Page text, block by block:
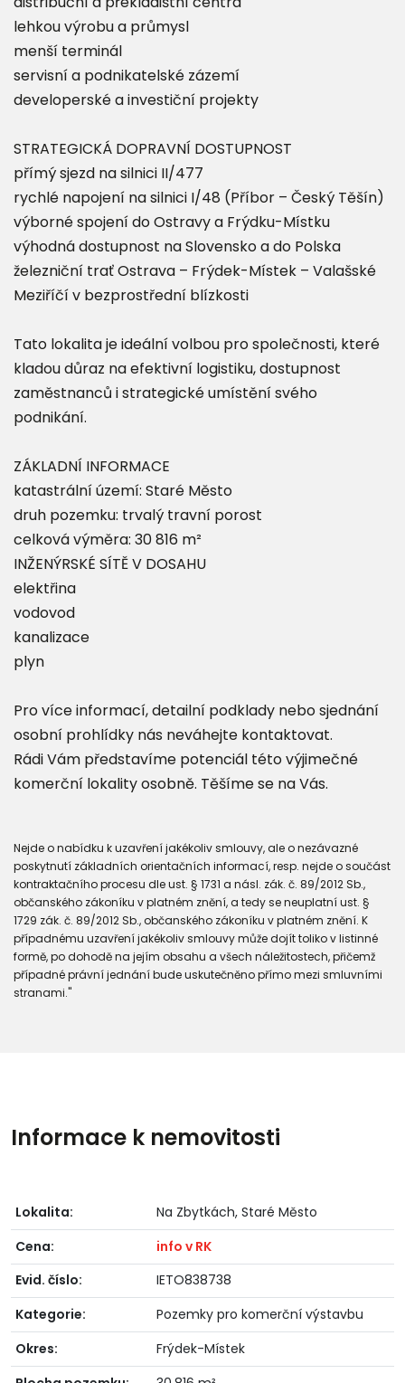
lehkou výrobu a průmysl
menší terminál
servisní a podnikatelské zázemí
developerské a investiční projekty
STRATEGICKÁ DOPRAVNÍ DOSTUPNOST
přímý sjezd na silnici II/477
rychlé napojení na silnici I/48 (Příbor – Český Těšín)
výborné spojení do Ostravy a Frýdku-Místku
výhodná dostupnost na Slovensko a do Polska
železniční trať Ostrava – Frýdek-Místek – Valašské
Meziříčí v bezprostřední blízkosti
Tato lokalita je ideální volbou pro společnosti, které
kladou důraz na efektivní logistiku, dostupnost
zaměstnanců i strategické umístění svého
podnikání.
ZÁKLADNÍ INFORMACE
katastrální území: Staré Město
druh pozemku: trvalý travní porost
celková výměra: 30 816 m²
INŽENÝRSKÉ SÍTĚ V DOSAHU
elektřina
vodovod
kanalizace
plyn
Pro více informací, detailní podklady nebo sjednání
osobní prohlídky nás neváhejte kontaktovat.
Rádi Vám představíme potenciál této výjimečné
komerční lokality osobně. Těšíme se na Vás.
Nejde o nabídku k uzavření jakékoliv smlouvy, ale o nezávazné
poskytnutí základních orientačních informací, resp. nejde o součást
kontraktačního procesu dle ust. § 1731 a násl. zák. č. 89/2012 Sb.,
občanského zákoníku v platném znění, a tedy se neuplatní ust. §
1729 zák. č. 89/2012 Sb., občanského zákoníku v platném znění. K
případnému uzavření jakékoliv smlouvy může dojít toliko v listinné
formě, po dohodě na jejím obsahu a všech náležitostech, přičemž
případné právní jednání bude uskutečněno přímo mezi smluvními
stranami."
Informace k nemovitosti
Lokalita:
Na Zbytkách, Staré Město
Cena:
info v RK
Evid. číslo:
IETO838738
Kategorie:
Pozemky pro komerční výstavbu
Okres:
Frýdek-Místek